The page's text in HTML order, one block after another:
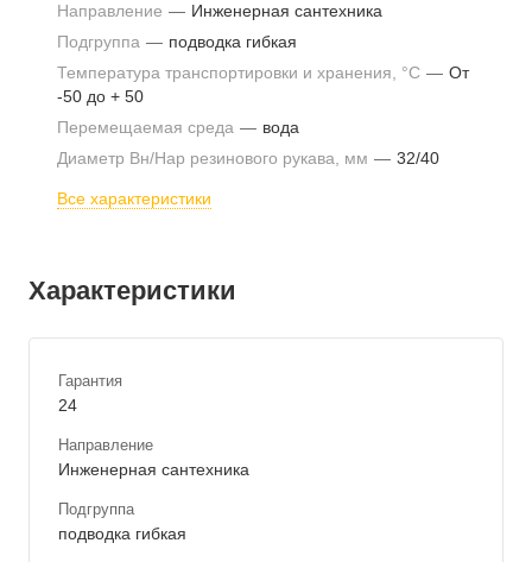
Направление — Инженерная сантехника
Подгруппа — подводка гибкая
Температура транспортировки и хранения, °С — От
-50 до + 50
Перемещаемая среда — вода
Диаметр Вн/Нар резинового рукава, мм — 32/40
Все характеристики
Характеристики
Гарантия
24
Направление
Инженерная сантехника
Подгруппа
подводка гибкая